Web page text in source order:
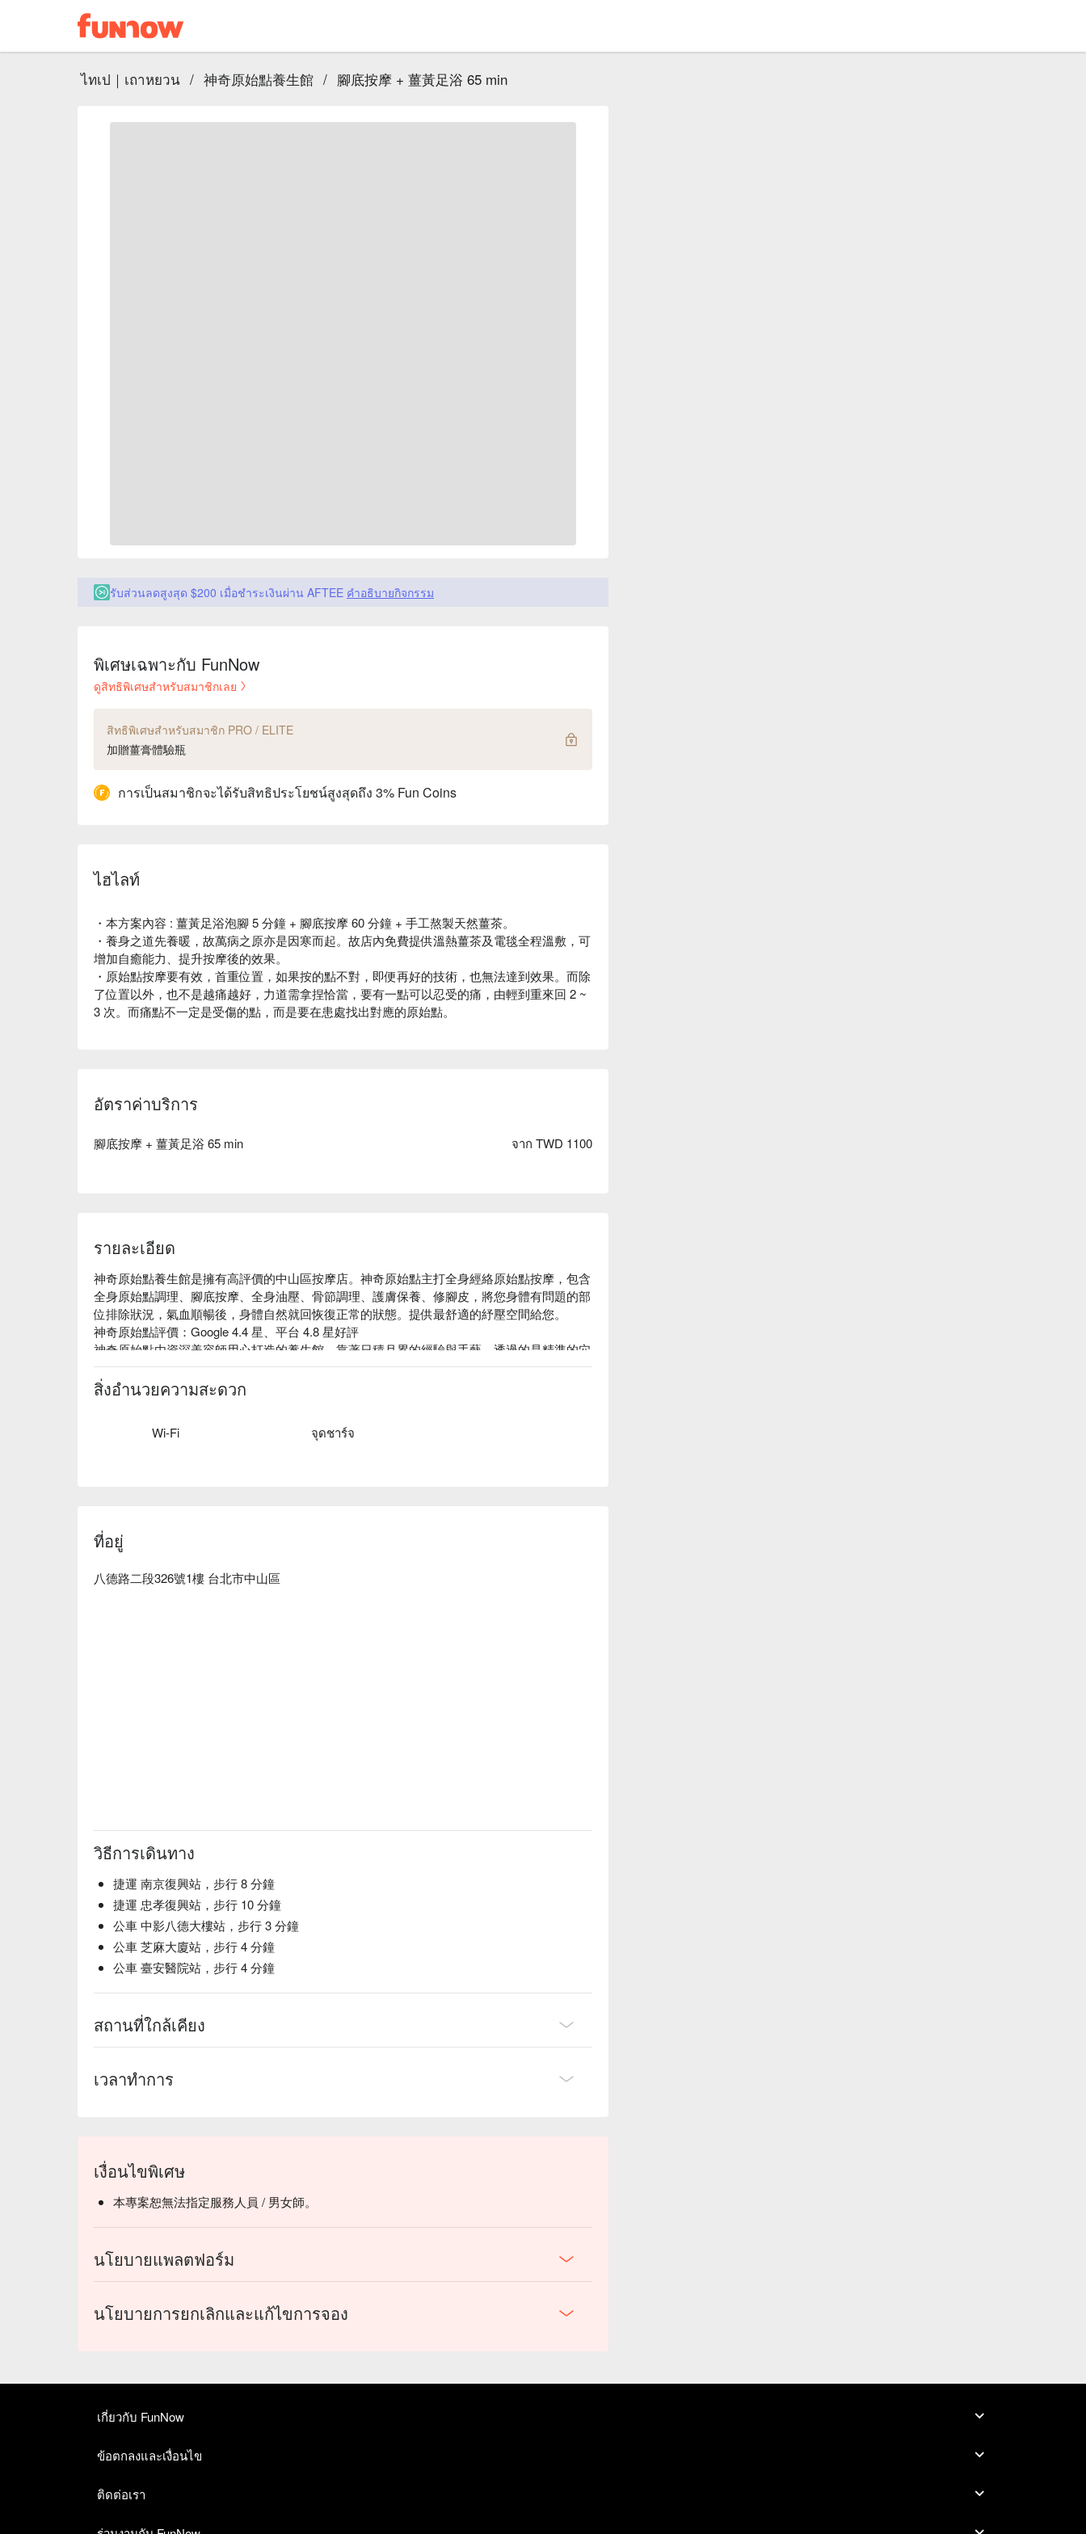
ไทเป｜เถาหยวน / 神奇原始點養生館 / 腳底按摩 + 薑黃足浴 65 min
รับส่วนลดสูงสุด $200 เมื่อชำระเงินผ่าน AFTEE คำอธิบายกิจกรรม
พิเศษเฉพาะกับ FunNow
ดูสิทธิพิเศษสำหรับสมาชิกเลย
สิทธิพิเศษสำหรับสมาชิก PRO / ELITE
加贈薑膏體驗瓶
การเป็นสมาชิกจะได้รับสิทธิประโยชน์สูงสุดถึง 3% Fun Coins
ไฮไลท์
・本方案內容 : 薑黃足浴泡腳 5 分鐘 + 腳底按摩 60 分鐘 + 手工熬製天然薑茶。
・養身之道先養暖，故萬病之原亦是因寒而起。故店內免費提供溫熱薑茶及電毯全程溫敷，可
增加自癒能力、提升按摩後的效果。
・原始點按摩要有效，首重位置，如果按的點不對，即便再好的技術，也無法達到效果。而除
了位置以外，也不是越痛越好，力道需拿捏恰當，要有一點可以忍受的痛，由輕到重來回 2 ~
3 次。而痛點不一定是受傷的點，而是要在患處找出對應的原始點。
อัตราค่าบริการ
腳底按摩 + 薑黃足浴 65 min จาก TWD 1100
รายละเอียด
神奇原始點養生館是擁有高評價的中山區按摩店。神奇原始點主打全身經絡原始點按摩，包含
全身原始點調理、腳底按摩、全身油壓、骨節調理、護膚保養、修腳皮，將您身體有問題的部
位排除狀況，氣血順暢後，身體自然就回恢復正常的狀態。提供最舒適的紓壓空間給您。
神奇原始點評價：Google 4.4 星、平台 4.8 星好評
神奇原始點由資深美容師用心打造的養生館，靠著日積月累的經驗與手藝，透過的是精準的穴
位筋絡拿捏、加上準確的施力角度，幫助您身體有問題的部位排除狀況。
神奇原始點養生館預約、神奇原始點養生館價格、神奇原始點養生館優惠立刻查看⬇︎
สิ่งอำนวยความสะดวก
Wi-Fi จุดชาร์จ
ที่อยู่
八德路二段326號1樓 台北市中山區
วิธีการเดินทาง
捷運 南京復興站，步行 8 分鐘
捷運 忠孝復興站，步行 10 分鐘
公車 中影八德大樓站，步行 3 分鐘
公車 芝麻大廈站，步行 4 分鐘
公車 臺安醫院站，步行 4 分鐘
สถานที่ใกล้เคียง
เวลาทำการ
เงื่อนไขพิเศษ
本專案恕無法指定服務人員 / 男女師。
นโยบายแพลตฟอร์ม
นโยบายการยกเลิกและแก้ไขการจอง
เกี่ยวกับ FunNow
ข้อตกลงและเงื่อนไข
ติดต่อเรา